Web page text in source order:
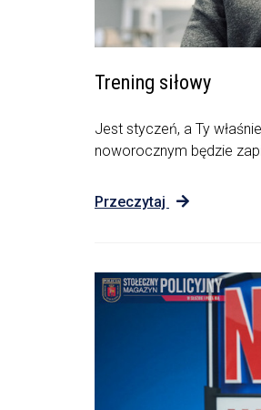
Trening siłowy
Jest styczeń, a Ty
noworocznym będzie
Przeczytaj